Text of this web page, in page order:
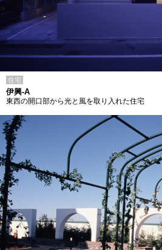
住宅
伊興-A
東西の開口部から光と風を取り入れた住宅